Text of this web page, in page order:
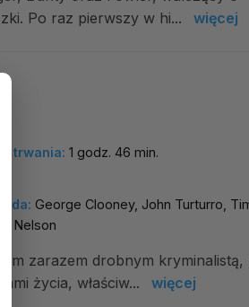
Po raz pierwszy w hi...
więcej
trwania: 1 godz. 46 min.
George Clooney, John Turturro,
Nelson
zarazem drobnym kryminalistą,
życia, właściw...
więcej